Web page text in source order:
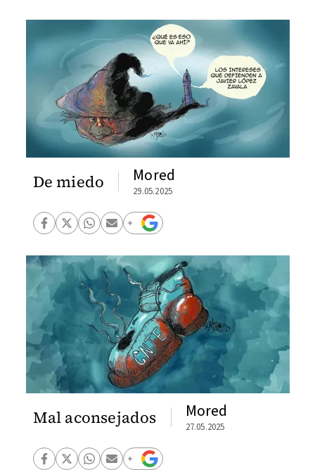
De miedo Mored
29.05.2025
Mal aconsejados Mored
27.05.2025